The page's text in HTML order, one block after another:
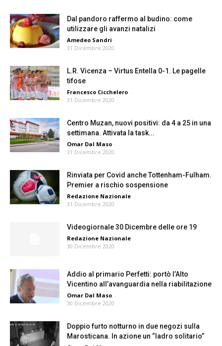
Dal pandoro raffermo al budino: come
utilizzare gli avanzi natalizi
Amedeo Sandri -
31 Dicembre 2020
L.R. Vicenza – Virtus Entella 0-1. Le pagelle
tifose
Francesco Cicchelero -
31 Dicembre 2020
Centro Muzan, nuovi positivi: da 4 a 25 in una
settimana. Attivata la task...
Omar Dal Maso -
31 Dicembre 2020
Rinviata per Covid anche Tottenham-Fulham.
Premier a rischio sospensione
Redazione Nazionale -
31 Dicembre 2020
Videogiornale 30 Dicembre delle ore 19
Redazione Nazionale -
30 Dicembre 2020
Addio al primario Perfetti: portò l’Alto
Vicentino all’avanguardia nella riabilitazione
Omar Dal Maso -
30 Dicembre 2020
Doppio furto notturno in due negozi sulla
Marosticana. In azione un “ladro solitario”